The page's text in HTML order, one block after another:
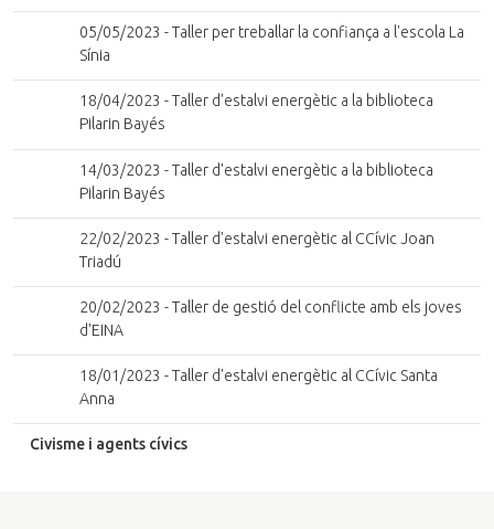
05/05/2023 - Taller per treballar la confiança a l'escola La
Sínia
18/04/2023 - Taller d'estalvi energètic a la biblioteca
Pilarin Bayés
14/03/2023 - Taller d'estalvi energètic a la biblioteca
Pilarin Bayés
22/02/2023 - Taller d'estalvi energètic al CCívic Joan
Triadú
20/02/2023 - Taller de gestió del conflicte amb els joves
d'EINA
18/01/2023 - Taller d'estalvi energètic al CCívic Santa
Anna
Civisme i agents cívics